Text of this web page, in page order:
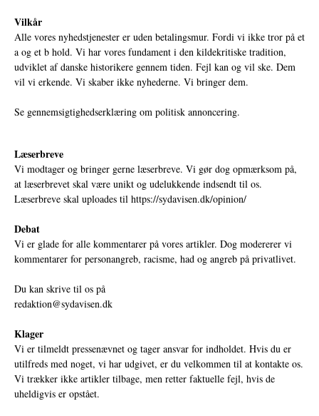
Vilkår
Alle vores nyhedstjenester er uden betalingsmur. Fordi vi ikke tror på et
a og et b hold. Vi har vores fundament i den kildekritiske tradition,
udviklet af danske historikere gennem tiden. Fejl kan og vil ske. Dem
vil vi erkende. Vi skaber ikke nyhederne. Vi bringer dem.
Se gennemsigtighedserklæring om politisk annoncering.
Læserbreve
Vi modtager og bringer gerne læserbreve. Vi gør dog opmærksom på,
at læserbrevet skal være unikt og udelukkende indsendt til os.
Læserbreve skal uploades til https://sydavisen.dk/opinion/
Debat
Vi er glade for alle kommentarer på vores artikler. Dog modererer vi
kommentarer for personangreb, racisme, had og angreb på privatlivet.
Du kan skrive til os på
redaktion@sydavisen.dk
Klager
Vi er tilmeldt pressenævnet og tager ansvar for indholdet. Hvis du er
utilfreds med noget, vi har udgivet, er du velkommen til at kontakte os.
Vi trækker ikke artikler tilbage, men retter faktuelle fejl, hvis de
uheldigvis er opstået.